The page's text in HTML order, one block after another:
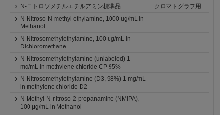
N-ニトロソメチルエチルアミン標準品
クロマトグラフ用
N-Nitroso-N-methyl ethylamine, 1000 ug/mL in
Methanol
N-Nitrosomethylethylamine, 100 ug/mL in
Dichloromethane
N-Nitrosomethylethylamine (unlabeled) 1
mg/mL in methylene chloride CP 95%
N-Nitrosomethylethylamine (D3, 98%) 1 mg/mL
in methylene chloride-D2
N-Methyl-N-nitroso-2-propanamine (NMIPA),
100 μg/mL in Methanol